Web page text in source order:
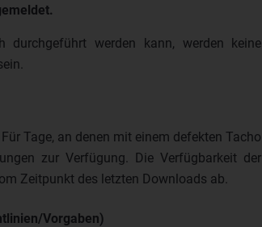
durchgeführt werden kann, werden keine
Tage, an denen mit einem defekten Tacho
zur Verfügung. Die Verfügbarkeit der
Zeitpunkt des letzten Downloads ab.
Vorgaben)